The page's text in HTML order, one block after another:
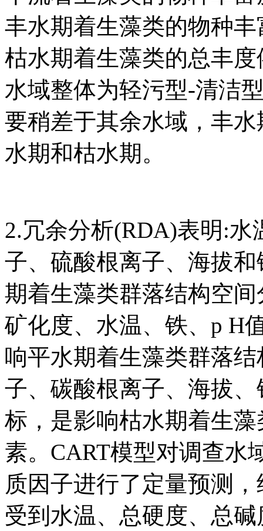
丰水期着生藻类的物种
枯水期着生藻类的总丰
水域整体为轻污型-清洁
要稍差于其余水域，丰
水期和枯水期。
2.冗余分析(RDA)表明:
子、硫酸根离子、海拔
期着生藻类群落结构空
矿化度、水温、铁、p H
响平水期着生藻类群落
子、碳酸根离子、海拔
标，是影响枯水期着生
素。CART模型对调查水
质因子进行了定量预测
受到水温、总硬度、总